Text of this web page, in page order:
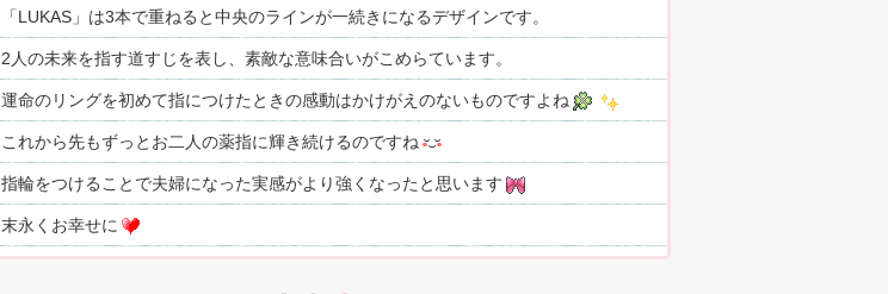
「LUKAS」は3本で重ねると中央のラインが一続きになるデザインです。
2人の未来を指す道すじを表し、素敵な意味合いがこめらています。
運命のリングを初めて指につけたときの感動はかけがえのないものですよね
これから先もずっとお二人の薬指に輝き続けるのですね
指輪をつけることで夫婦になった実感がより強くなったと思います
末永くお幸せに